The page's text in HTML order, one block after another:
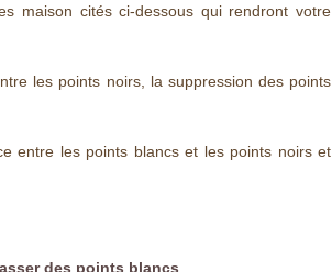
maison cités ci-dessous qui rendront votre
les points noirs, la suppression des points
entre les points blancs et les points noirs et
des points blancs